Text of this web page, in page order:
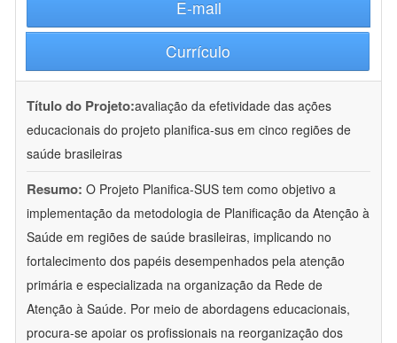
E-mail
Currículo
Título do Projeto:avaliação da efetividade das ações
educacionais do projeto planifica-sus em cinco regiões de
saúde brasileiras
Resumo: O Projeto Planifica-SUS tem como objetivo a
implementação da metodologia de Planificação da Atenção à
Saúde em regiões de saúde brasileiras, implicando no
fortalecimento dos papéis desempenhados pela atenção
primária e especializada na organização da Rede de
Atenção à Saúde. Por meio de abordagens educacionais,
procura-se apoiar os profissionais na reorganização dos